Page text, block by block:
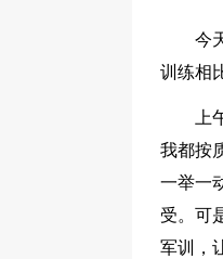
今
训练相
我都按
一举一
受。可
军训，